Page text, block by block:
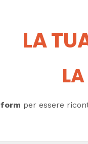
LA
form per essere